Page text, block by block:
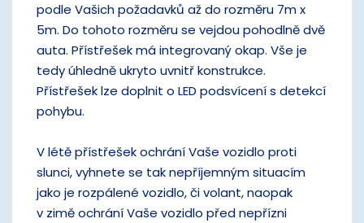
podle Vašich požadavků až do rozměru 7m x
5m. Do tohoto rozměru se vejdou pohodlně dvě
auta. Přístřešek má integrovaný okap. Vše je
tedy úhledně ukryto uvnitř konstrukce.
Přístřešek lze doplnit o LED podsvícení s detekcí
pohybu.
V létě přístřešek ochrání Vaše vozidlo proti
slunci, vyhnete se tak nepříjemným situacím
jako je rozpálené vozidlo, či volant, naopak
v zimě ochrání Vaše vozidlo před nepřízni